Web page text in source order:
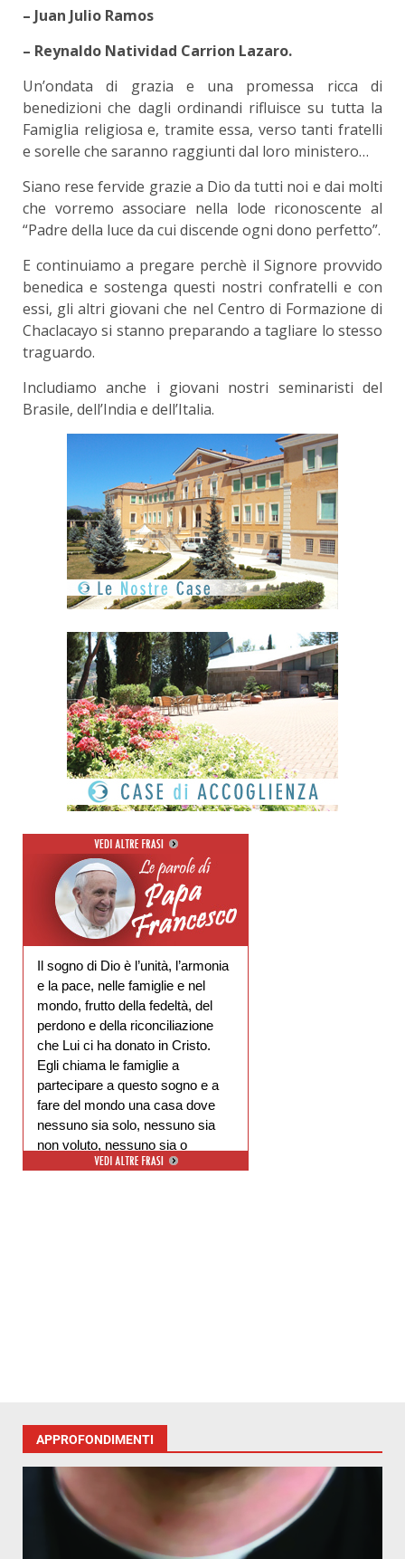
– Juan Julio Ramos
– Reynaldo Natividad Carrion Lazaro.
Un’ondata di grazia e una promessa ricca di
benedizioni che dagli ordinandi rifluisce su tutta la
Famiglia religiosa e, tramite essa, verso tanti fratelli
e sorelle che saranno raggiunti dal loro ministero…
Siano rese fervide grazie a Dio da tutti noi e dai molti
che vorremo associare nella lode riconoscente al
“Padre della luce da cui discende ogni dono perfetto”.
E continuiamo a pregare perchè il Signore provvido
benedica e sostenga questi nostri confratelli e con
essi, gli altri giovani che nel Centro di Formazione di
Chaclacayo si stanno preparando a tagliare lo stesso
traguardo.
Includiamo anche i giovani nostri seminaristi del
Brasile, dell’India e dell’Italia.
Il sogno di Dio è l’unità, l’armonia
e la pace, nelle famiglie e nel
mondo, frutto della fedeltà, del
perdono e della riconciliazione
che Lui ci ha donato in Cristo.
Egli chiama le famiglie a
partecipare a questo sogno e a
fare del mondo una casa dove
nessuno sia solo, nessuno sia
non voluto, nessuno sia o
APPROFONDIMENTI